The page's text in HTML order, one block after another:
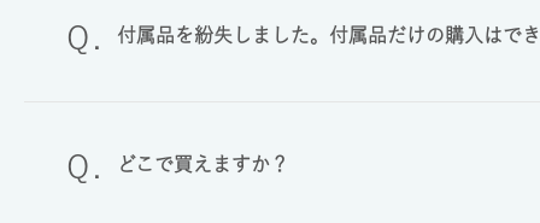
付属品を紛失しました。付属品だけの購入はで
どこで買えますか？